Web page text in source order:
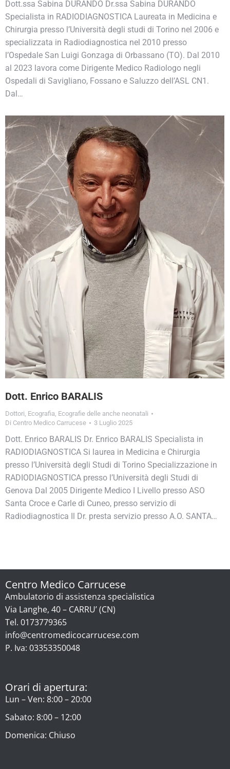
Dott.ssa Sabina DURANDO Dr.ssa Sabina DURANDO
Specialista in RADIODIAGNOSTICA Laureata in Medicina e
Chirurgia presso l’Università degli studi di Torino nel 2006 e
specializzata in Radiodiagnostica nel 2010 presso
l’Ospedale San Luigi Gonzaga di Orbassano (TO). Dal 2010
al 2023 lavora come Dirigente Medico Radiologo negli
Ospedali di Savigliano, Fossano e Saluzzo dell’ASL CN1.
Dal…
Dott. Enrico BARALIS
Dottori, Ecografia, Ecografie delle anche neonatali
Di Centro Medico Carrucese 3 Luglio 2025
Dott. Enrico BARALIS Dr. Enrico BARALIS Specialista in
RADIODIAGNOSTICA Si laurea in Medicina e Chirurgia
presso l’Università degli Studi di Torino Specializzazione in
RADIODIAGNOSTICA presso l’Università degli Studi di
Genova Dal 2005 Dirigente Medico I Livello presso ASO
Santa Croce e Carle di Cuneo, presso servizio di
Radiodiagnostica Il Dr. presta servizio presso A.O. SANTA…
Centro Medico Carrucese
Ambulatorio di assistenza specialistica
Via Langhe, 40 – CARRU’ (CN)
Tel. 0173779365
info@centromedicocarrucese.com
P. Iva: 03353350048
Orari di apertura:
Lun – Ven: 8:00 – 20:00
Sabato: 8:00 – 12:00
Domenica: Chiuso